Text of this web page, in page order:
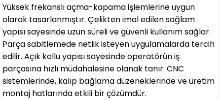
Yüksek frekanslı açma-kapama işlemlerine uygun
olarak tasarlanmıştır. Çelikten imal edilen sağlam
yapısı sayesinde uzun süreli ve güvenli kullanım sağlar.
Parça sabitlemede netlik isteyen uygulamalarda tercih
edilir. Açık kollu yapısı sayesinde operatörün iş
parçasına hızlı müdahalesine olanak tanır. CNC
sistemlerinde, kalıp bağlama düzeneklerinde ve üretim
montaj hatlarında etkili bir çözümdür.